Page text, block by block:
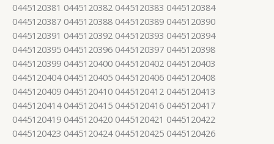
0445120381 0445120382 0445120383 0445120384
0445120387 0445120388 0445120389 0445120390
0445120391 0445120392 0445120393 0445120394
0445120395 0445120396 0445120397 0445120398
0445120399 0445120400 0445120402 0445120403
0445120404 0445120405 0445120406 0445120408
0445120409 0445120410 0445120412 0445120413
0445120414 0445120415 0445120416 0445120417
0445120419 0445120420 0445120421 0445120422
0445120423 0445120424 0445120425 0445120426